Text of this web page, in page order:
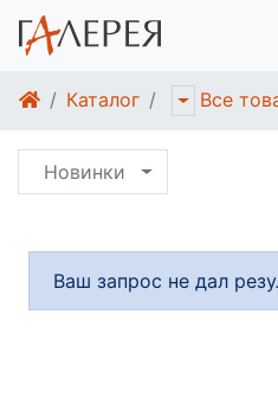
Каталог Все
Новинки
Ваш запрос не дал